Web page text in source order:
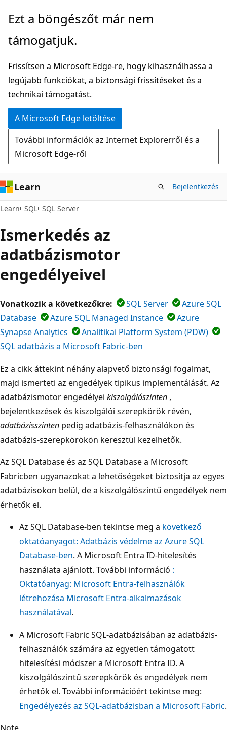
Ugrás
fő
Ezt a böngészőt már nem
támogatjuk.
Frissítsen a Microsoft Edge-re, hogy kihasználhassa a
legújabb funkciókat, a biztonsági frissítéseket és a
technikai támogatást.
A Microsoft Edge letöltése
További információk az Internet Explorerről és a
Microsoft Edge-ről
Learn Bejelentkezés
Learn SQL SQL Server
Ismerkedés az
adatbázismotor
engedélyeivel
Vonatkozik a következőkre: SQL Server
Azure SQL
Database
Azure SQL Managed Instance
Azure
Synapse Analytics
Analitikai Platform System (PDW)
SQL adatbázis a Microsoft Fabric-ben
Ez a cikk áttekint néhány alapvető biztonsági fogalmat,
majd ismerteti az engedélyek tipikus implementálását. Az
adatbázismotor engedélyei kiszolgálószinten ,
bejelentkezések és kiszolgálói szerepkörök révén,
adatbázisszinten pedig adatbázis-felhasználókon és
adatbázis-szerepkörökön keresztül kezelhetők.
Az SQL Database és az SQL Database a Microsoft
Fabricben ugyanazokat a lehetőségeket biztosítja az egyes
adatbázisokon belül, de a kiszolgálószintű engedélyek nem
érhetők el.
Az SQL Database-ben tekintse meg a következő
oktatóanyagot: Adatbázis védelme az Azure SQL
Database-ben. A Microsoft Entra ID-hitelesítés
használata ajánlott. További információ :
Oktatóanyag: Microsoft Entra-felhasználók
létrehozása Microsoft Entra-alkalmazások
használatával.
A Microsoft Fabric SQL-adatbázisában az adatbázis-
felhasználók számára az egyetlen támogatott
hitelesítési módszer a Microsoft Entra ID. A
kiszolgálószintű szerepkörök és engedélyek nem
érhetők el. További információért tekintse meg:
Engedélyezés az SQL-adatbázisban a Microsoft Fabric.
Note